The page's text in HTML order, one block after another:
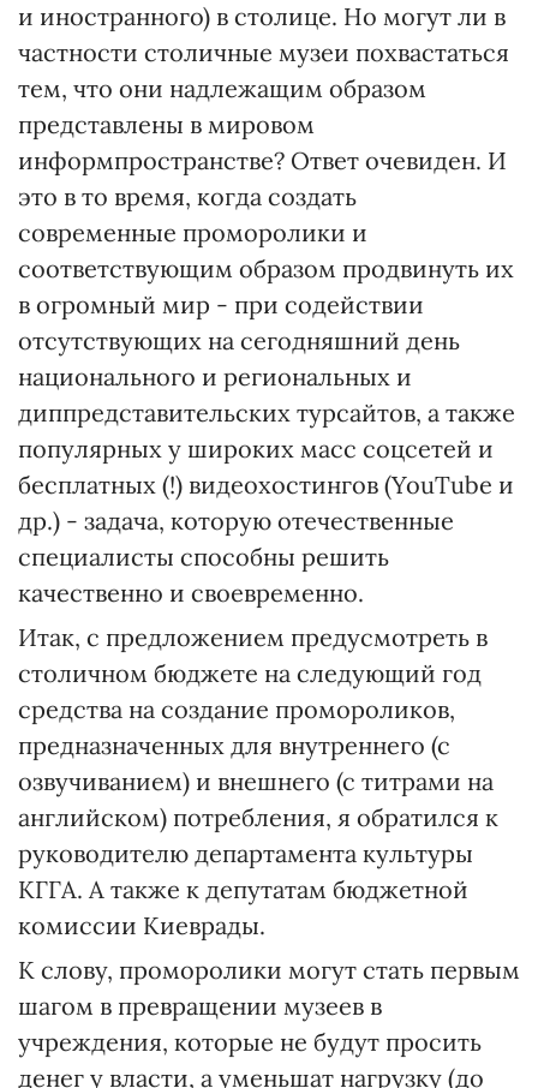
и иностранного) в столице. Но могут ли в
частности столичные музеи похвастаться
тем, что они надлежащим образом
представлены в мировом
информпространстве? Ответ очевиден. И
это в то время, когда создать
современные проморолики и
соответствующим образом продвинуть их
в огромный мир - при содействии
отсутствующих на сегодняшний день
национального и региональных и
диппредставительских турсайтов, а также
популярных у широких масс соцсетей и
бесплатных (!) видеохостингов (YouTube и
др.) - задача, которую отечественные
специалисты способны решить
качественно и своевременно.
Итак, с предложением предусмотреть в
столичном бюджете на следующий год
средства на создание промороликов,
предназначенных для внутреннего (с
озвучиванием) и внешнего (с титрами на
английском) потребления, я обратился к
руководителю департамента культуры
КГГА. А также к депутатам бюджетной
комиссии Киеврады.
К слову, проморолики могут стать первым
шагом в превращении музеев в
учреждения, которые не будут просить
денег у власти, а уменьшат нагрузку (до